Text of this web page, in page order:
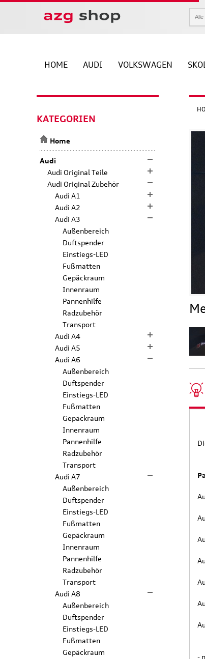
Alle
HOME AUDI VOLKSWAGEN
-
KATEGORIEN
Home
Audi
Audi Original Teile
Audi Original Zubehör
Audi A1
Audi A2
Audi A3
Außenbereich
Duftspender
Einstiegs-LED
Fußmatten
Gepäckraum
Innenraum
Pannenhilfe
Radzubehör
Transport
Audi A4
Audi A5
Audi A6
Außenbereich
Duftspender
Einstiegs-LED
Fußmatten
Gepäckraum
Innenraum
Pannenhilfe
Radzubehör
Transport
Audi A7
Außenbereich
Duftspender
Einstiegs-LED
Fußmatten
Gepäckraum
Innenraum
Pannenhilfe
Radzubehör
Transport
Audi A8
Außenbereich
Duftspender
Einstiegs-LED
Fußmatten
Gepäckraum